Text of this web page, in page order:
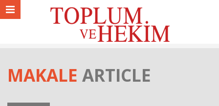
MAKALE ARTICLE